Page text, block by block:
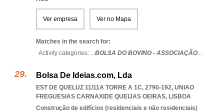
Ver empresa Ver no Mapa
Matches in the search for:
Activity categories: ...BOLSA DO BOVINO - ASSOCIAÇÃO...
Bolsa De Ideias.com, Lda
EST DE QUELUZ 11/11A TORRE A 1C, 2790-192, UNIAO
FREGUESIAS CARNAXIDE QUEIJAS OEIRAS, LISBOA
Construção de edifícios (residenciais e não residenciais)